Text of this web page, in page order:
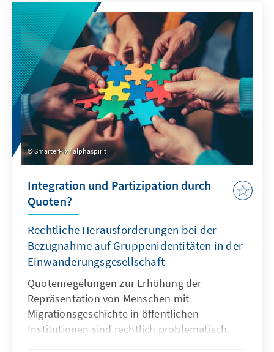
Deutschland und Europa könnte mit China ein
neuer Wettbewerber im globalen Wettbewerb
um Talente entstehen.
SmarterPix / alphaspirit
Integration und Partizipation durch
Quoten?
Rechtliche Herausforderungen bei der
Bezugnahme auf Gruppenidentitäten in der
Einwanderungsgesellschaft
Quotenregelungen zur Erhöhung der
Repräsentation von Menschen mit
Migrationsgeschichte in öffentlichen
Institutionen sind rechtlich problematisch.